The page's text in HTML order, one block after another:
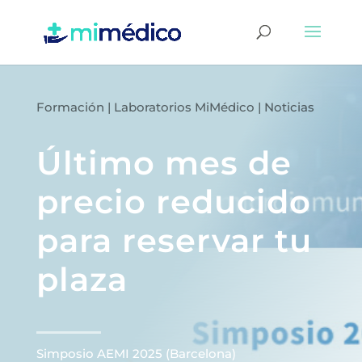
Formación | Laboratorios MiMédico | Noticias
Último mes de
precio reducido
para reservar tu
plaza
Simposio AEMI 2025 (Barcelona)